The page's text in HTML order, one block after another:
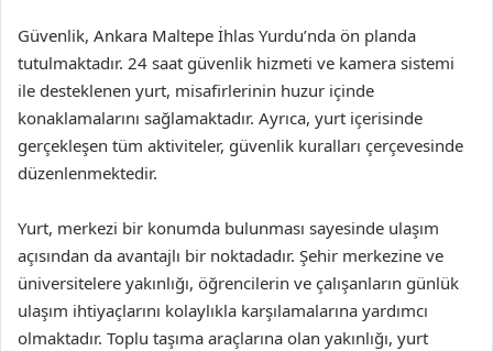
Güvenlik, Ankara Maltepe İhlas Yurdu’nda ön planda
tutulmaktadır. 24 saat güvenlik hizmeti ve kamera sistemi
ile desteklenen yurt, misafirlerinin huzur içinde
konaklamalarını sağlamaktadır. Ayrıca, yurt içerisinde
gerçekleşen tüm aktiviteler, güvenlik kuralları çerçevesinde
düzenlenmektedir.
Yurt, merkezi bir konumda bulunması sayesinde ulaşım
açısından da avantajlı bir noktadadır. Şehir merkezine ve
üniversitelere yakınlığı, öğrencilerin ve çalışanların günlük
ulaşım ihtiyaçlarını kolaylıkla karşılamalarına yardımcı
olmaktadır. Toplu taşıma araçlarına olan yakınlığı, yurt